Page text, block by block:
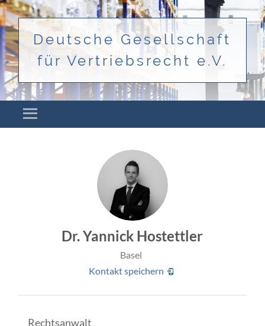
Deutsche Gesellschaft
für Vertriebsrecht e.V.
Dr. Yannick Hostettler
Basel
Kontakt speichern
Rechtsanwalt